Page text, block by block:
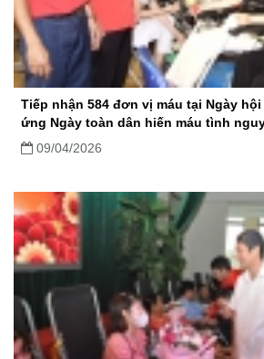
Tiếp nhận 584 đơn vị máu tại Ngày
ứng Ngày toàn dân hiến máu tình
09/04/2026